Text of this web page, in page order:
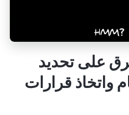
على تحديد
واتخاذ قرارات